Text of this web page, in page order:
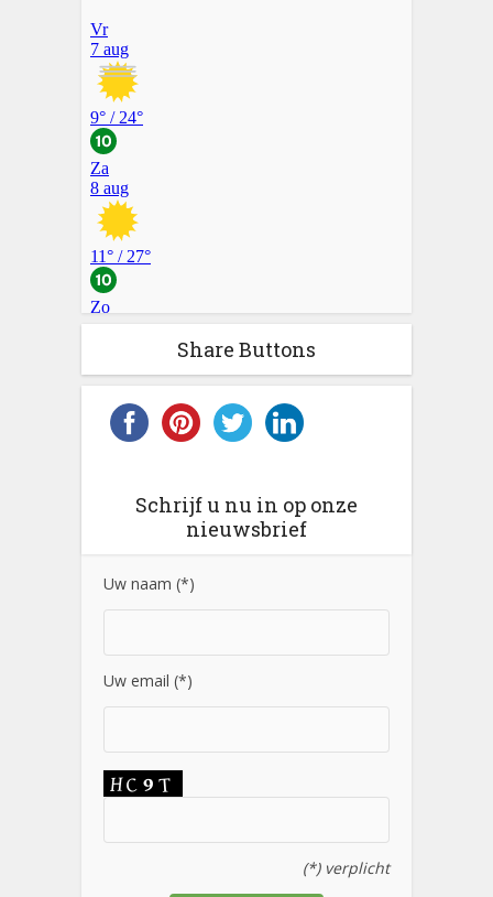
Share Buttons
Schrijf u nu in op onze
nieuwsbrief
Uw naam (*)
Uw email (*)
(*) verplicht